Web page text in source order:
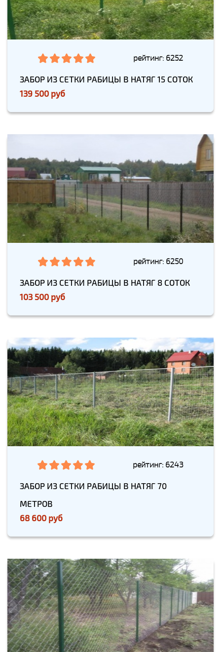
рейтинг: 6252
ЗАБОР ИЗ СЕТКИ РАБИЦЫ В НАТЯГ 15 СОТОК
139 500 руб
рейтинг: 6250
ЗАБОР ИЗ СЕТКИ РАБИЦЫ В НАТЯГ 8 СОТОК
103 500 руб
рейтинг: 6243
ЗАБОР ИЗ СЕТКИ РАБИЦЫ В НАТЯГ 70
МЕТРОВ
68 600 руб